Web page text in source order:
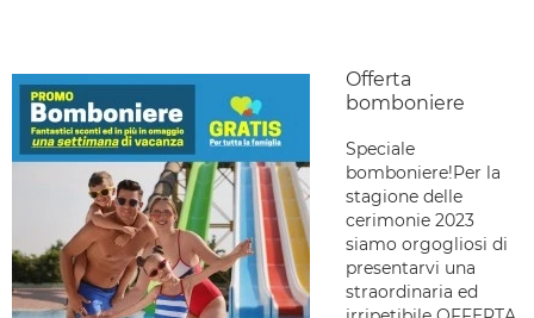
Offerta
bomboniere
Speciale
bomboniere!Per la
stagione delle
cerimonie 2023
siamo orgogliosi di
presentarvi una
straordinaria ed